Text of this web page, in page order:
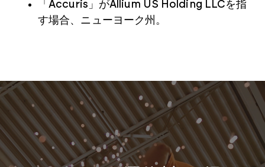
「Accuris」がAllium US Holding LLCを指
す場合、ニューヨーク州。